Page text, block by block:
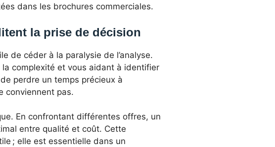
dans les brochures commerciales.
la prise de décision
de céder à la paralysie de l’analyse.
complexité et vous aidant à identifier
perdre un temps précieux à
conviennent pas.
En confrontant différentes offres, un
entre qualité et coût. Cette
; elle est essentielle dans un